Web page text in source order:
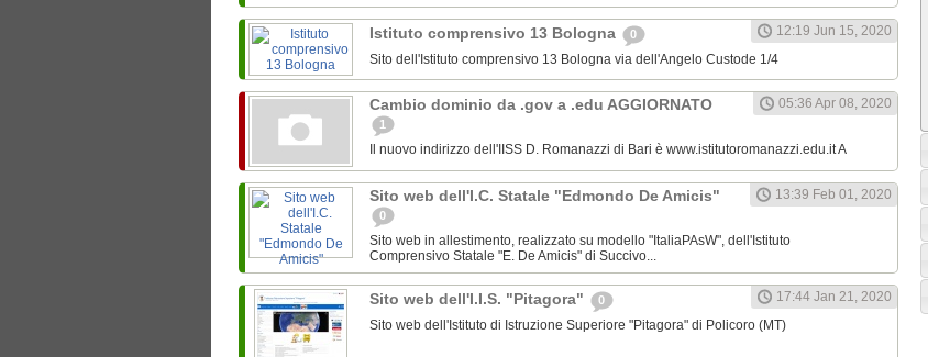
Istituto comprensivo 13 Bologna 0
12:19 Jun 15, 2020
Sito dell'Istituto comprensivo 13 Bologna via dell'Angelo Custode 1/4
Cambio dominio da .gov a .edu AGGIORNATO
1
05:36 Apr 08, 2020
Il nuovo indirizzo dell'IISS D. Romanazzi di Bari è www.istitutoromanazzi.edu.it A
Sito web dell'I.C. Statale "Edmondo De Amicis"
0
13:39 Feb 01, 2020
Sito web in allestimento, realizzato su modello "ItaliaPAsW", dell'Istituto
Comprensivo Statale "E. De Amicis" di Succivo...
Sito web dell'I.I.S. "Pitagora" 0
17:44 Jan 21, 2020
Sito web dell'Istituto di Istruzione Superiore "Pitagora" di Policoro (MT)